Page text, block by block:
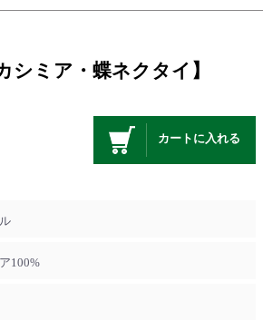
シミア・蝶ネクタイ】
カートに入れる
100%